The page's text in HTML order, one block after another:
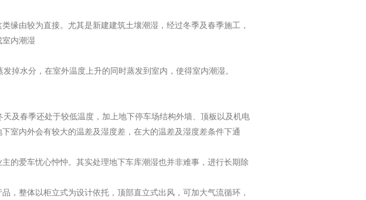
缘由较为直接。尤其是新建建筑土壤潮湿，经过冬季及春季施工，
内潮湿
水分，在室外温度上升的同时蒸发到室内，使得室内潮湿。
春季还处于较低温度，加上地下停车场结构外墙、顶板以及机电
室内外会有较大的温差及湿度差，在大的温差及湿度差条件下通
的爱车忧心忡忡。其实处理地下车库潮湿也并非难事，进行长期除
，整体以柜立式为设计依托，顶部直立式出风，可加大气流循环，